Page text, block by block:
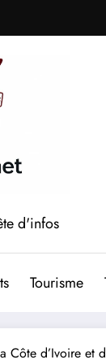
d'infos
Tourisme
Côte d’Ivoire et